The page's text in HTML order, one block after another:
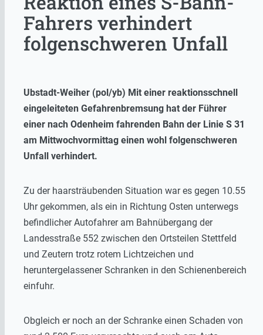
Fahrers verhindert
folgenschweren Unfall
Ubstadt-Weiher (pol/yb) Mit einer reaktionsschnell
eingeleiteten Gefahrenbremsung hat der Führer
einer nach Odenheim fahrenden Bahn der Linie S 31
am Mittwochvormittag einen wohl folgenschweren
Unfall verhindert.
Zu der haarsträubenden Situation war es gegen 10.55
Uhr gekommen, als ein in Richtung Osten unterwegs
befindlicher Autofahrer am Bahnübergang der
Landesstraße 552 zwischen den Ortsteilen Stettfeld
und Zeutern trotz rotem Lichtzeichen und
heruntergelassener Schranken in den Schienenbereich
einfuhr.
Obgleich er noch an der Schranke einen Schaden von